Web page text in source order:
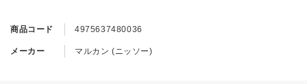
商品コード 4975637480036
メーカー マルカン (ニッソー)